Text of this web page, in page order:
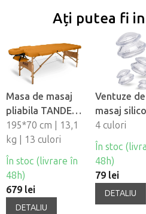
Ați putea fi
Masa de masaj
pliabila TANDEM
Basic-2
195*70 cm | 13,1
kg | 13 culori
În stoc (livrare în
48h)
679 lei
DETALIU
Ventuze de
masaj
Fabulo
Mushroom
4 buc
4 culori
În stoc
48h)
79 lei
DETALIU